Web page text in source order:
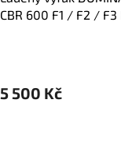
CBR 600 F1 / F2 / F3
5 500 Kč